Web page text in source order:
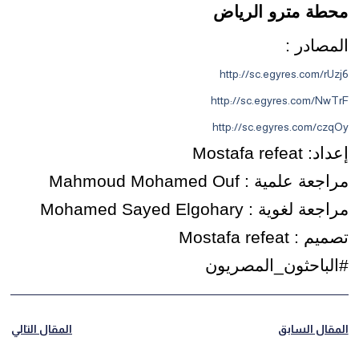
محطة مترو الرياض
المصادر :
http://sc.egyres.com/rUzj6
http://sc.egyres.com/NwTrF
http://sc.egyres.com/czqOy
إعداد: Mostafa refeat
مراجعة علمية : Mahmoud Mohamed Ouf
مراجعة لغوية : Mohamed Sayed Elgohary
تصميم : Mostafa refeat
#الباحثون_المصريون
المقال السابق المقال التالي